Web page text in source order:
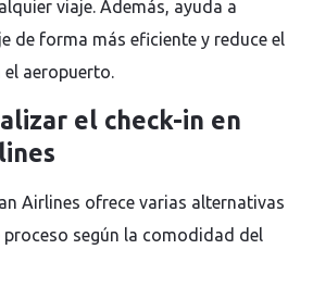
viaje. Además, ayuda a
de forma más eficiente y reduce el
el aeropuerto.
el check-in en
Airlines ofrece varias alternativas
según la comodidad del